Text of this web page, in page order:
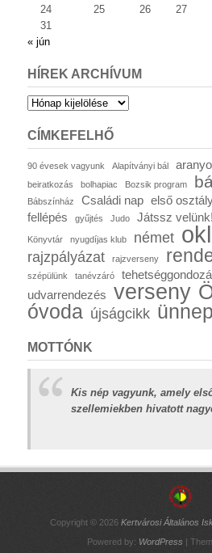
24
25 26 27
31
« jún
HÍREK ARCHÍVUM
Hírek
CÍMKEFELHŐ
90 évesek vagyunk Alapítványi bál
beiratkozás
bolhapiac Bozsik program
Bábszínház
Családi nap első
fellépés gyűjtés Judo Játssz velünk!
Könyvtár nyugdíjas klub német
rajzpályázat rajzverseny
szépülünk tanévzáró
udvarrendezés verseny
óvoda újságcikk
MOTTÓNK
Kis nép vagyunk, amely
szellemiekben hivatott
Copyright © 2026 Kertvárosi Általános
Powered by: WordPress |